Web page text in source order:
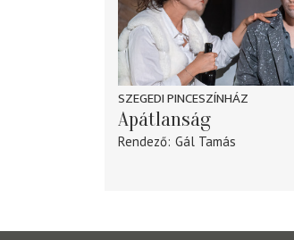
SZEGEDI PINCESZÍNHÁZ
Apátlanság
Rendező Gál Tamás